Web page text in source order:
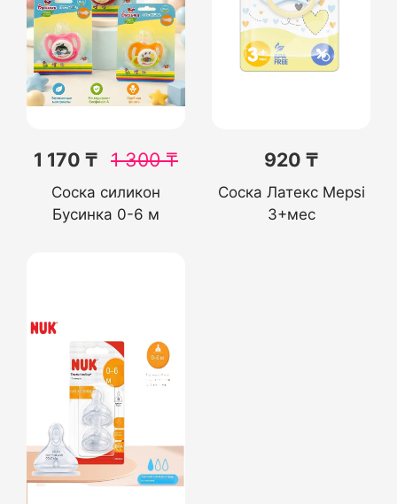
1 170 ₸ 1 300₸
Соска силикон
Бусинка 0-6 м
920 ₸
Соска Латекс Mepsi
3+мес